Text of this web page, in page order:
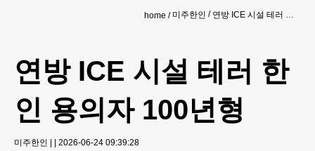
home 미주한인 연방 ICE 시설 테러 한인 용의자 100년형
연방 ICE 시설 테러 한
인 용의자 100년형
미주한인 | | 2026-06-24 09:39:28